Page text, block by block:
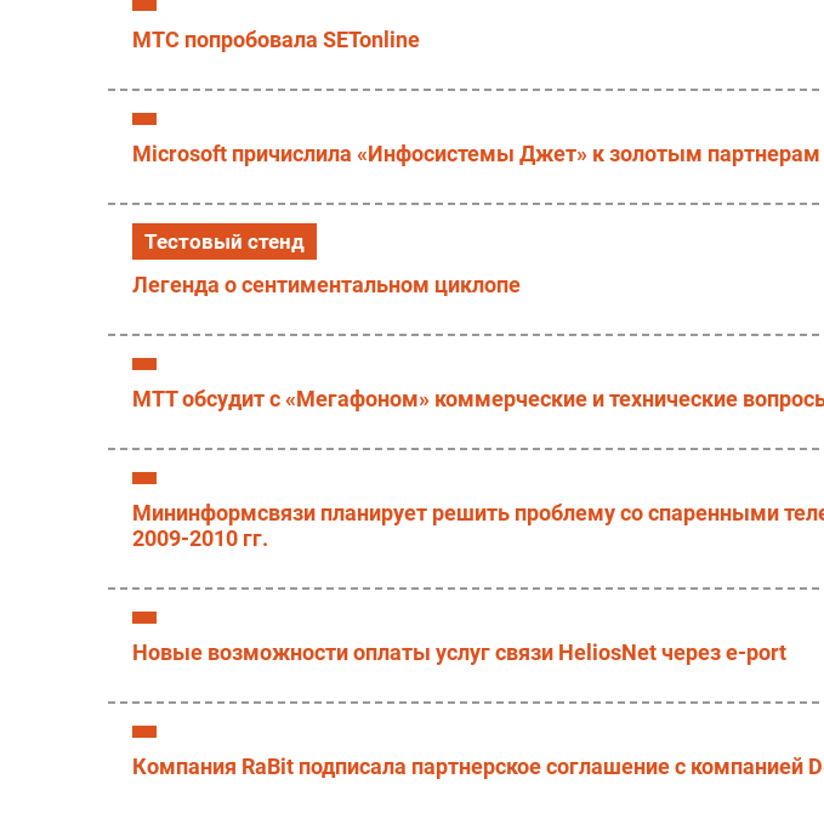
МТС попробовала SETonline
Microsoft причислила «Инфосистемы Джет» к золотым партнерам
Тестовый стенд
Легенда о сентиментальном циклопе
МТТ обсудит с «Мегафоном» коммерческие и технические
Мининформсвязи планирует решить проблему со спаренными
2009-2010 гг.
Новые возможности оплаты услуг связи HeliosNet через e-port
Компания RaBit подписала партнерское соглашение с компанией